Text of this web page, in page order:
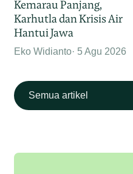
Kemarau Panjang,
Karhutla dan Krisis Air
Hantui Jawa
Eko Widianto 5 Agu 2026
Semua artikel